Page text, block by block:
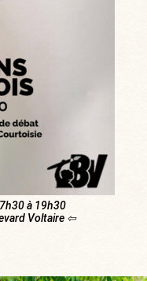
à 19h30
Voltaire ⇦